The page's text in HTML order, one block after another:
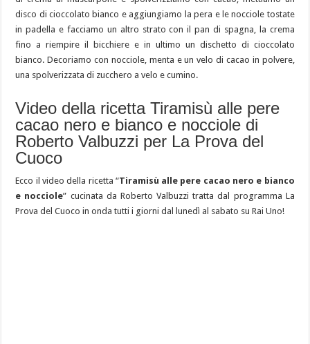
disco di cioccolato bianco e aggiungiamo la pera e le nocciole tostate
in padella e facciamo un altro strato con il pan di spagna, la crema
fino a riempire il bicchiere e in ultimo un dischetto di cioccolato
bianco. Decoriamo con nocciole, menta e un velo di cacao in polvere,
una spolverizzata di zucchero a velo e cumino.
Video della ricetta Tiramisù alle pere
cacao nero e bianco e nocciole di
Roberto Valbuzzi per La Prova del
Cuoco
Ecco il video della ricetta “Tiramisù alle pere cacao nero e bianco
e nocciole” cucinata da Roberto Valbuzzi tratta dal programma La
Prova del Cuoco in onda tutti i giorni dal lunedì al sabato su Rai Uno!